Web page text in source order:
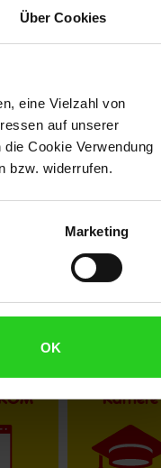
Über Cookies
eine Vielzahl von
auf unserer
Cookie Verwendung
bzw. widerrufen.
Marketing
OK
bei Netto Menschen
Karriere